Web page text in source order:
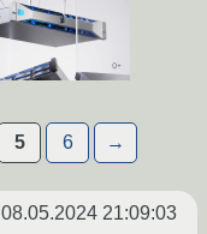
5 6 →
08.05.2024 21:09:03